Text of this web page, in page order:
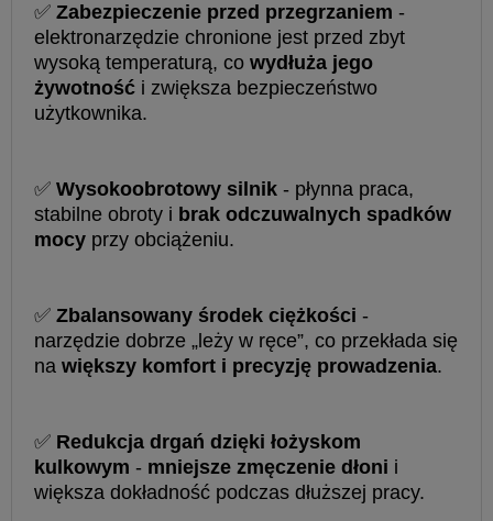
✅ Zabezpieczenie przed przegrzaniem -
elektronarzędzie chronione jest przed zbyt
wysoką temperaturą, co wydłuża jego
żywotność i zwiększa bezpieczeństwo
użytkownika.
✅ Wysokoobrotowy silnik - płynna praca,
stabilne obroty i brak odczuwalnych spadków
mocy przy obciążeniu.
✅ Zbalansowany środek ciężkości -
narzędzie dobrze „leży w ręce”, co przekłada się
na większy komfort i precyzję prowadzenia.
✅ Redukcja drgań dzięki łożyskom
kulkowym - mniejsze zmęczenie dłoni i
większa dokładność podczas dłuższej pracy.